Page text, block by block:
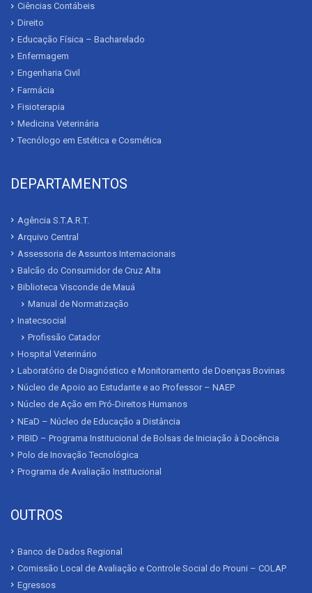
Ciências Contábeis
Direito
Educação Física – Bacharelado
Enfermagem
Engenharia Civil
Farmácia
Fisioterapia
Medicina Veterinária
Tecnólogo em Estética e Cosmética
DEPARTAMENTOS
Agência S.T.A.R.T.
Arquivo Central
Assessoria de Assuntos Internacionais
Balcão do Consumidor de Cruz Alta
Biblioteca Visconde de Mauá
Manual de Normatização
Inatecsocial
Profissão Catador
Hospital Veterinário
Laboratório de Diagnóstico e Monitoramento de Doenças Bovinas
Núcleo de Apoio ao Estudante e ao Professor – NAEP
Núcleo de Ação em Pró-Direitos Humanos
NEaD – Núcleo de Educação a Distância
PIBID – Programa Institucional de Bolsas de Iniciação à Docência
Polo de Inovação Tecnológica
Programa de Avaliação Institucional
OUTROS
Banco de Dados Regional
Comissão Local de Avaliação e Controle Social do Prouni – COLAP
Egressos